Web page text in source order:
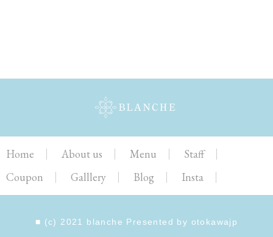
Home About us Menu
Staff
Coupon
Galllery Blog Insta
■ (c) 2021 blanche Presented by otokawajp